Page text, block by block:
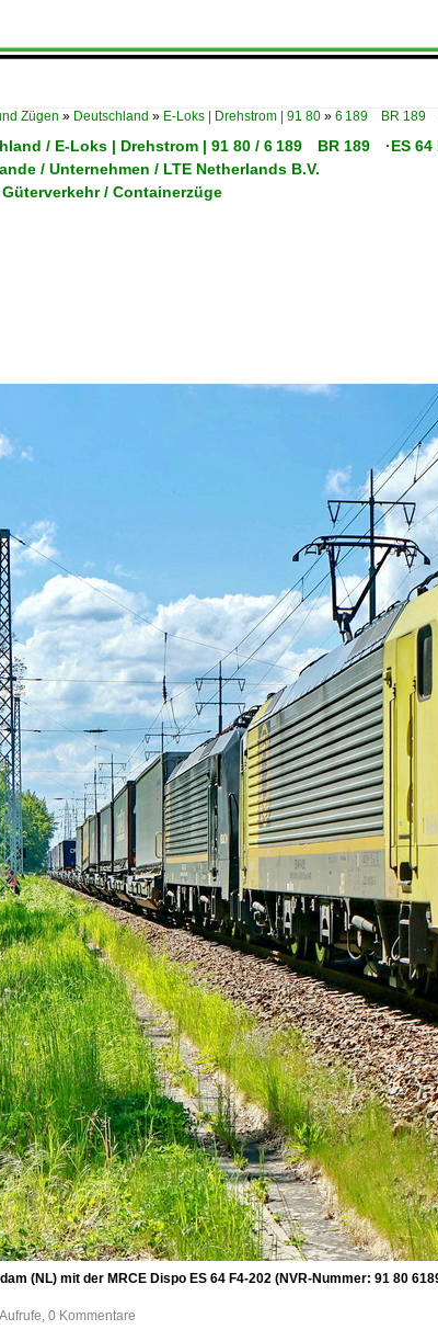
Zügen » Deutschland » E-Loks | Drehstrom | 91 80 » 6 189 BR 189
/ E-Loks | Drehstrom | 91 80 / 6 189 BR 189 ·ES
/ Unternehmen / LTE Netherlands B.V.
/ Containerzüge
(NL) mit der MRCE Dispo ES 64 F4-202 (NVR-Nummer: 91 80
0 Kommentare